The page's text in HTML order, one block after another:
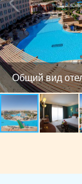
Общий вид